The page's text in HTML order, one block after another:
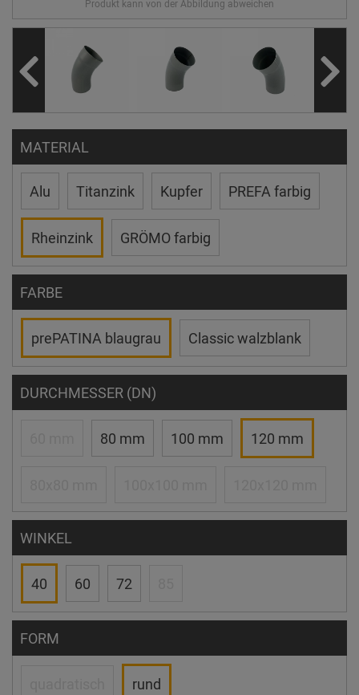
MATERIAL
Alu Titanzink Kupfer PREFA farbig
Rheinzink GRÖMO farbig
FARBE
prePATINA blaugrau Classic walzblank
DURCHMESSER (DN)
80 mm 100 mm 120 mm
WINKEL
40 60 72
FORM
rund